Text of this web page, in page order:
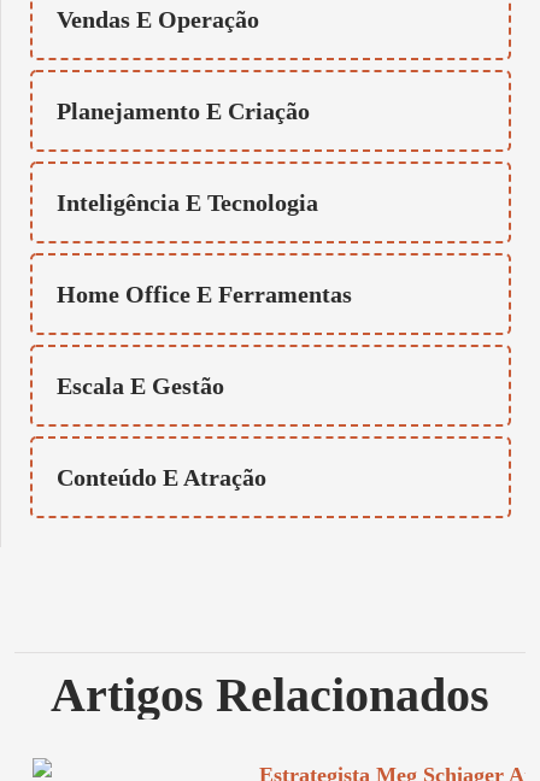
Vendas E Operação
Planejamento E Criação
Inteligência E Tecnologia
Home Office E Ferramentas
Escala E Gestão
Conteúdo E Atração
Artigos Relacionados